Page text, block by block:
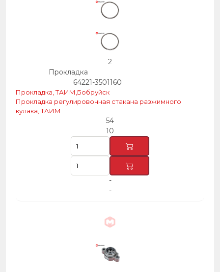
2
Прокладка
64221-3501160
Прокладка, ТАИМ,Бобруйск
Прокладка регулировочная стакана разжимного
кулака, ТАИМ
54
10
-
-